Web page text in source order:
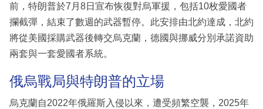
前，特朗普於7月8日宣布恢復對烏軍援，包括10枚愛國者
攔截彈，結束了數週的武器暫停。此安排由北約達成，北約
將從美國採購武器後轉交烏克蘭，德國與挪威分別承諾資助
兩套與一套愛國者系統。
俄烏戰局與特朗普的立場
烏克蘭自2022年俄羅斯入侵以來，遭受頻繁空襲，2025年